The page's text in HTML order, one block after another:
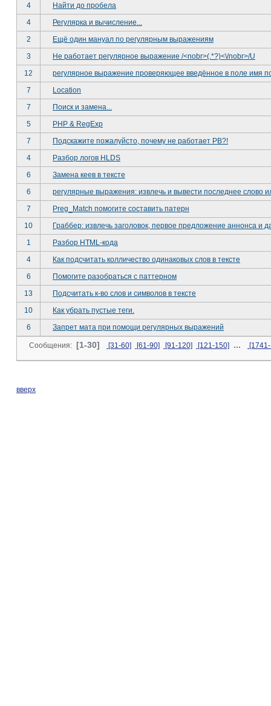
4
Найти до пробела
4
Регулярка и вычисление...
2
Ещё один мануал по регулярным выражениям
3
Не работает регулярное выражение /<nobr>(.*?)<\/nobr>/U
12
регулярное выражение проверяющее введённое в поле имя
7
Location
7
Поиск и замена...
5
PHP & RegExp
7
Подскажите пожалуйсто, почему не работает РВ?!
4
Разбор логов HLDS
6
Замена кеев в тексте
6
регулярные выражения: извлечь и вывести последнее слово
7
Preg_Match помогите составить патерн
10
Граббер: извлечь заголовок, первое предложение аннонса и
1
Разбор HTML-кода
4
Как подсчитать колличество одинаковых слов в тексте
6
Помогите разобраться с паттерном
13
Подсчитать к-во слов и символов в тексте
10
Как убрать пустые теги.
6
Запрет мата при помощи регулярных выражений
Сообщения: [1-30] [31-60] [61-90] [91-120] [121-150] ...
вверх